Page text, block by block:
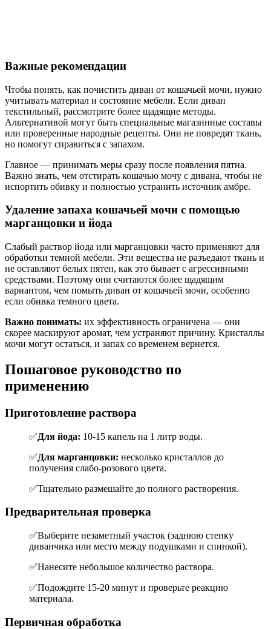
Важные рекомендации
Чтобы понять, как почистить диван от кошачьей мочи, нужно
учитывать материал и состояние мебели. Если диван
текстильный, рассмотрите более щадящие методы.
Альтернативой могут быть специальные магазинные составы
или проверенные народные рецепты. Они не повредят ткань,
но помогут справиться с запахом.
Главное — принимать меры сразу после появления пятна.
Важно знать, чем отстирать кошачью мочу с дивана, чтобы не
испортить обивку и полностью устранить источник амбре.
Удаление запаха кошачьей мочи с помощью
марганцовки и йода
Слабый раствор йода или марганцовки часто применяют для
обработки темной мебели. Эти вещества не разъедают ткань и
не оставляют белых пятен, как это бывает с агрессивными
средствами. Поэтому они считаются более щадящим
вариантом, чем помыть диван от кошачьей мочи, особенно
если обивка темного цвета.
Важно понимать: их эффективность ограничена — они
скорее маскируют аромат, чем устраняют причину. Кристаллы
мочи могут остаться, и запах со временем вернется.
Пошаговое руководство по
применению
Приготовление раствора
✅Для йода: 10-15 капель на 1 литр воды.
✅Для марганцовки: несколько кристаллов до
получения слабо-розового цвета.
✅Тщательно размешайте до полного растворения.
Предварительная проверка
✅Выберите незаметный участок (заднюю стенку
диванчика или место между подушками и спинкой).
✅Нанесите небольшое количество раствора.
✅Подождите 15-20 минут и проверьте реакцию
материала.
Первичная обработка